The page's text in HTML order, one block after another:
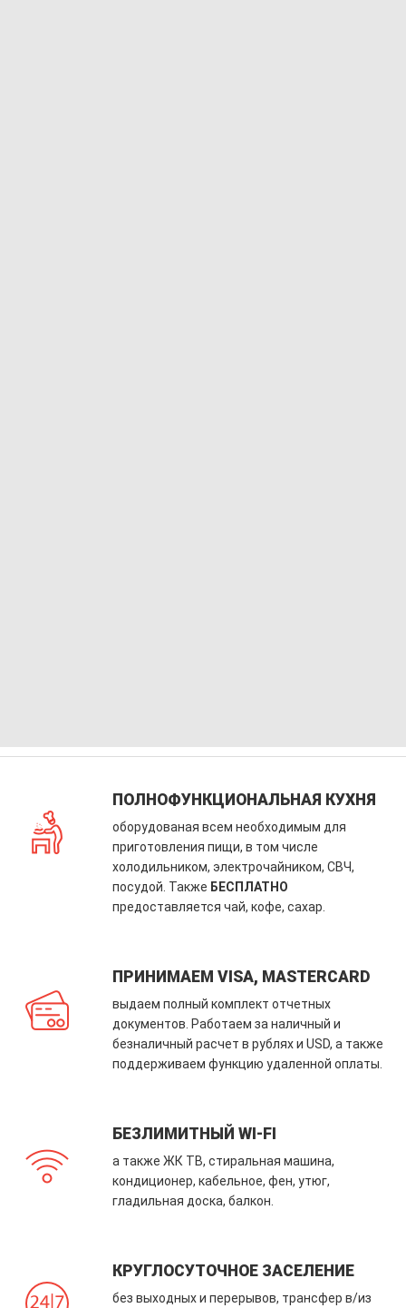
ПОЛНОФУНКЦИОНАЛЬНАЯ КУХНЯ
оборудованая всем необходимым для
приготовления пищи, в том числе
холодильником, электрочайником, СВЧ,
посудой. Также БЕСПЛАТНО
предоставляется чай, кофе, сахар.
ПРИНИМАЕМ VISA, MASTERCARD
выдаем полный комплект отчетных
документов. Работаем за наличный и
безналичный расчет в рублях и USD, а также
поддерживаем функцию удаленной оплаты.
БЕЗЛИМИТНЫЙ WI-FI
а также ЖК ТВ, стиральная машина,
кондиционер, кабельное, фен, утюг,
гладильная доска, балкон.
КРУГЛОСУТОЧНОЕ ЗАСЕЛЕНИЕ
без выходных и перерывов, трансфер в/из